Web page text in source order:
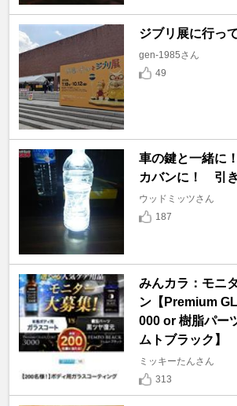
ジブリ展に行っ
gen-1985さん
49
車の鍵と一緒
カバンに！ 引き
ウッドミッツさん
187
みんカラ：モニ
ン【Premium
000 or 樹脂パー
ムトブラック】
ミッキーたんさん
313